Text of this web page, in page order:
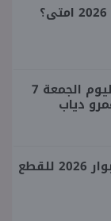
حفلات الساحل الشمالي اليوم الجمعة 7
أسعار حلاوة المولد من لابوار 2026 للقطع